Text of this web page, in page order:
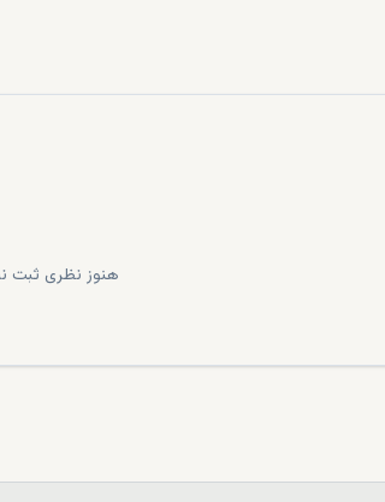
هنوز نظری ثبت